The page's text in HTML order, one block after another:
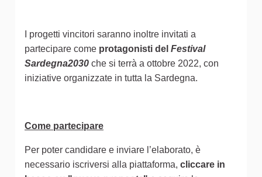
I progetti vincitori saranno inoltre invitati a
partecipare come protagonisti del Festival
Sardegna2030 che si terrà a ottobre 2022, con
iniziative organizzate in tutta la Sardegna.
Come partecipare
Per poter candidare e inviare l’elaborato, è
necessario iscriversi alla piattaforma, cliccare in